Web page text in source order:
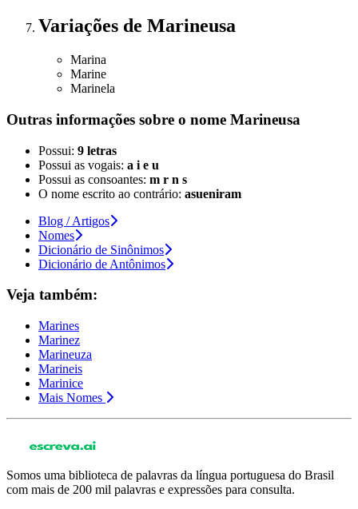
Variações de Marineusa
Marina
Marine
Marinela
Outras informações sobre o nome Marineusa
Possui: 9 letras
Possui as vogais: a i e u
Possui as consoantes: m r n s
O nome escrito ao contrário: asueniram
Blog / Artigos
Nomes
Dicionário de Sinônimos
Dicionário de Antônimos
Veja também:
Marines
Marinez
Marineuza
Marineis
Marinice
Mais Nomes
Somos uma biblioteca de palavras da língua portuguesa do Brasil
com mais de 200 mil palavras e expressões para consulta.